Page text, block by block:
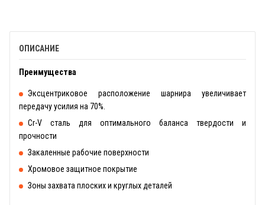
ОПИСАНИЕ
Преимущества
Эксцентриковое расположение шарнира увеличивает
передачу усилия на 70%.
Сr-V сталь для оптимального баланса твердости и
прочности
Закаленные рабочие поверхности
Хромовое защитное покрытие
Зоны захвата плоских и круглых деталей